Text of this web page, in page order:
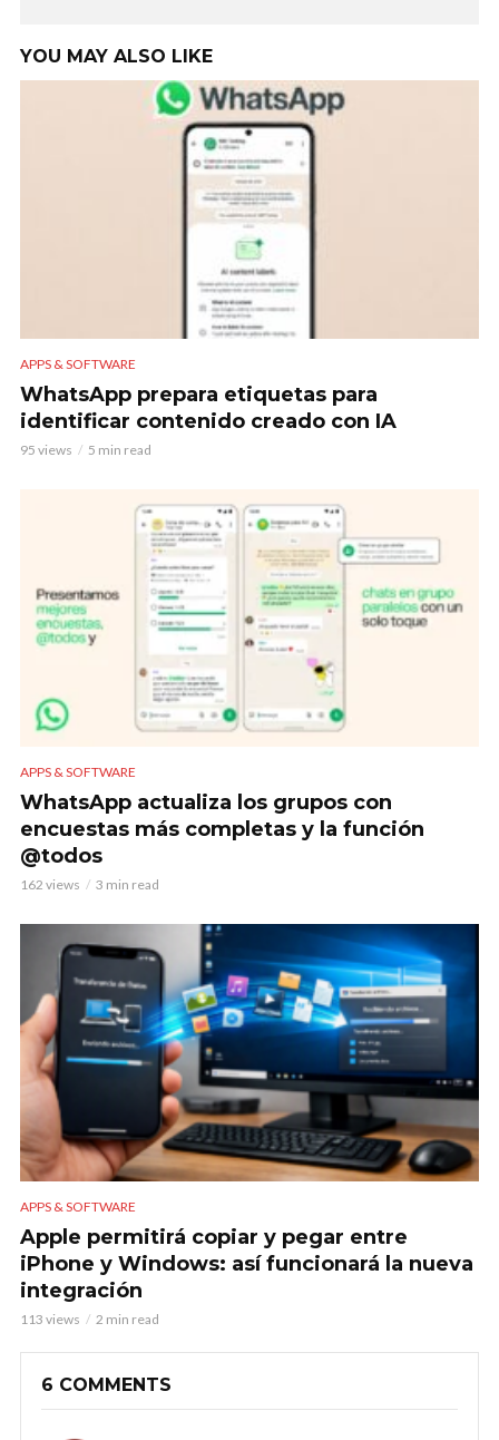
YOU MAY ALSO LIKE
APPS & SOFTWARE
WhatsApp prepara etiquetas para
identificar contenido creado con IA
95 views 5 min read
APPS & SOFTWARE
WhatsApp actualiza los grupos con
encuestas más completas y la función
@todos
162 views 3 min read
APPS & SOFTWARE
Apple permitirá copiar y pegar entre
iPhone y Windows: así funcionará la nueva
integración
113 views 2 min read
6 COMMENTS